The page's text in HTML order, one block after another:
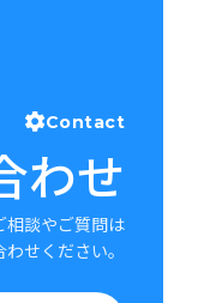
Contact
わせ
相談やご質問は
せください。